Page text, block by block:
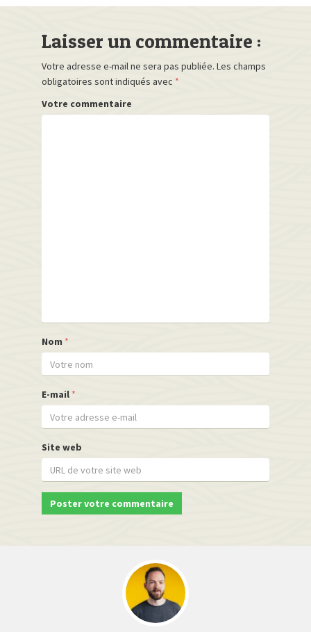
Laisser un commentaire :
Votre adresse e-mail ne sera pas publiée. Les champs
obligatoires sont indiqués avec *
Votre commentaire
Nom *
E-mail *
Site web